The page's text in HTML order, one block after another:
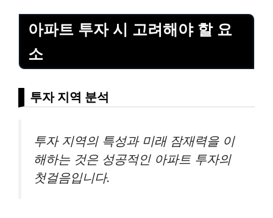
아파트 투자 시 고려해야 할 요
소
투자 지역 분석
투자 지역의 특성과 미래 잠재력을 이
해하는 것은 성공적인 아파트 투자의
첫걸음입니다.